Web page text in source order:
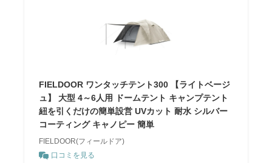
FIELDOOR ワンタッチテント300 【ライトベージ
ュ】 大型 4～6人用 ドームテント キャンプテント
紐を引くだけの簡単設営 UVカット 耐水 シルバー
コーティング キャノピー 簡単
FIELDOOR(フィールドア)
口コミを見る